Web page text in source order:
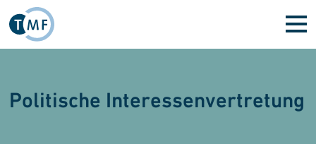
Direkt zum Inhalt
Politische Interessen­vertretung